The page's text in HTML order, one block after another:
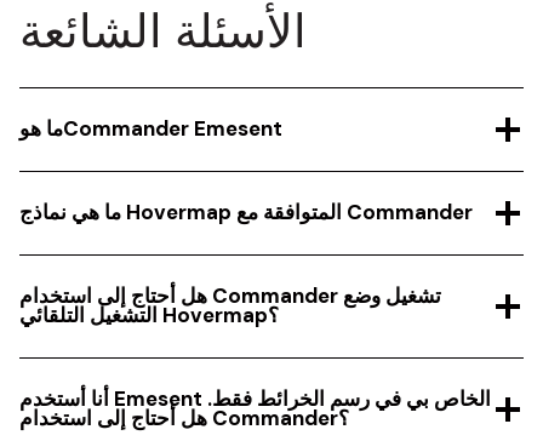
الأسئلة الشائعة
ما هوCommander Emesent
ما هي نماذج Hovermap المتوافقة مع Commander
هل أحتاج إلى استخدام Commander تشغيل وضع
التشغيل التلقائي Hovermap؟
أنا أستخدم Emesent الخاص بي في رسم الخرائط فقط.
هل أحتاج إلى استخدام Commander؟